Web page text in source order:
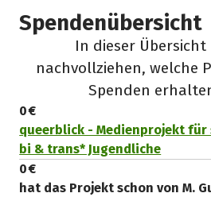
Spendenübersicht
In dieser
nachvollziehen, welche
Spenden
0 €
queerblick - Medienprojekt für
bi & trans* Jugendliche
0 €
hat das Projekt schon von M.